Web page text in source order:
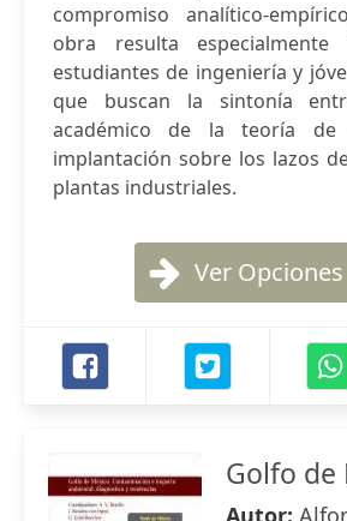
compromiso analítico-
obra resulta especialmente
estudiantes de ingeniería y
que buscan la sintonía
académico de la teoría
implantación sobre los lazos
plantas industriales.
Ver Opciones
Golfo de
Autor: